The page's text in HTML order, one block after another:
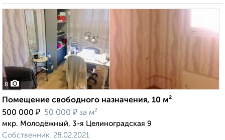
8
Помещение свободного назначения, 10 м²
500 000 ₽ 50 000 ₽ за м²
мкр. Молодёжный, 3-я Целиноградская 9
Собственник, 28.02.2021